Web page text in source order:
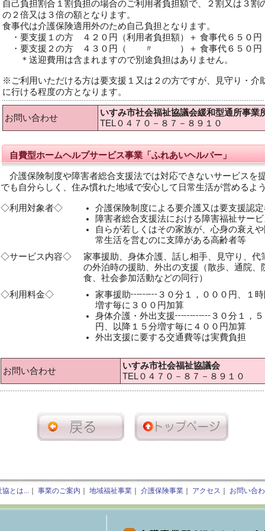
自己負担割合１割負担の場合のご利用者負担額で、２割又は３割
の２倍又は３倍の額となります。
食事代は介護保険適用外のため自己負担となります。
・要支援１の方 ４２０円（利用者負担額）＋ 食事代６５０円
・要支援２の方 ４３０円（ 〃 ）＋ 食事代６５０円
＊送迎費用は含まれますので別途負担はありません。
※ご利用いただける方は要支援１又は２の方ですが、見守り・介
に行ける程度の方となります。
お問い合わせ
いすみ市社会福祉協議会緩和型通所事業
TEL０４７０－８７－８９１０
自費型ホームヘルプサービス事業「ふれあいヘルパー」
介護保険制度や障害者総合支援法では対応できないサービスを
でも自分らしく、住み慣れた地域で安心して日常生活が営めるよ
◇利用対象者◇
介護保険制度による要介護又は要支援認
障害者総合支援法における障害福祉サー
自らが若しくはその家族が、心身の衰え
常生活を営むのに支障がある高齢者等
◇サービス内容◇
家事援助、身体介護、話し相手、見守り、
の外泊時の援助、外出の支援（散歩、通院
食、社会参加活動などの同行）
◇利用料金◇
家事援助┅┅┅３０分１，０００円、１時
増す毎に３００円加算
身体介護・外出支援┅┅┅┅３０分１，５
円、以降１５分増す毎に４００円加算
外出支援に要する交通費等は実費負担
お問い合わせ
いすみ市社会福祉協議会
TEL０４７０－８７－８９１０
協とは...｜ 事業のご案内 地域福祉事業｜ 介護保険事業｜ アクセス お問い合